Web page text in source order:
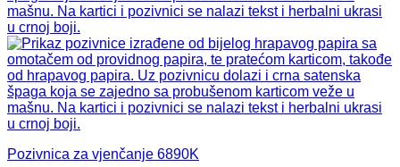
Pozivnica za vjenčanje 6890K